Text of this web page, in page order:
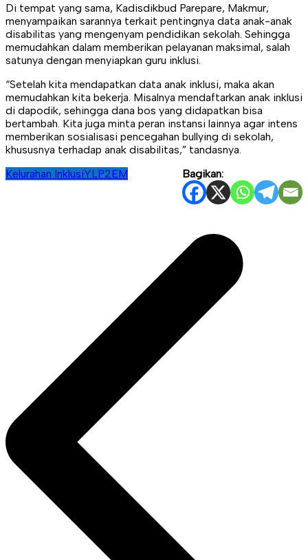
Di tempat yang sama, Kadisdikbud Parepare, Makmur,
menyampaikan sarannya terkait pentingnya data anak-anak
disabilitas yang mengenyam pendidikan sekolah. Sehingga
memudahkan dalam memberikan pelayanan maksimal, salah
satunya dengan menyiapkan guru inklusi.
“Setelah kita mendapatkan data anak inklusi, maka akan
memudahkan kita bekerja. Misalnya mendaftarkan anak inklusi
di dapodik, sehingga dana bos yang didapatkan bisa
bertambah. Kita juga minta peran instansi lainnya agar intens
memberikan sosialisasi pencegahan bullying di sekolah,
khususnya terhadap anak disabilitas,” tandasnya.
Bagikan:
Kelurahan InklusiYLP2EM